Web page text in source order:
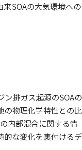
SOAの大気環境への
ン排ガス起源のSOAの
の物理化学特性との比
内部混合に関する情
的な変化を裏付けるデ